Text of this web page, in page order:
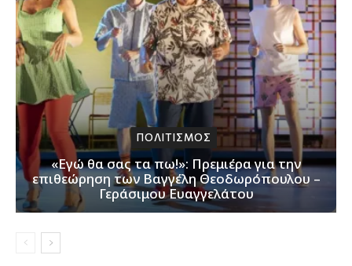
ΠΟΛΙΤΙΣΜΟΣ
«Εγώ θα σας τα πω!»: Πρεμιέρα για την
επιθεώρηση των Βαγγέλη Θεοδωρόπουλου –
Γεράσιμου Ευαγγελάτου